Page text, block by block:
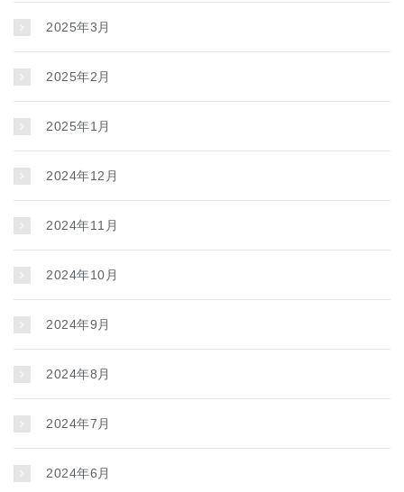
2025年3月
2025年2月
2025年1月
2024年12月
2024年11月
2024年10月
2024年9月
2024年8月
2024年7月
2024年6月